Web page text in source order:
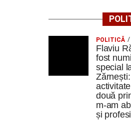
POLITICĂ
Flaviu
fost
special
două
m-am
și